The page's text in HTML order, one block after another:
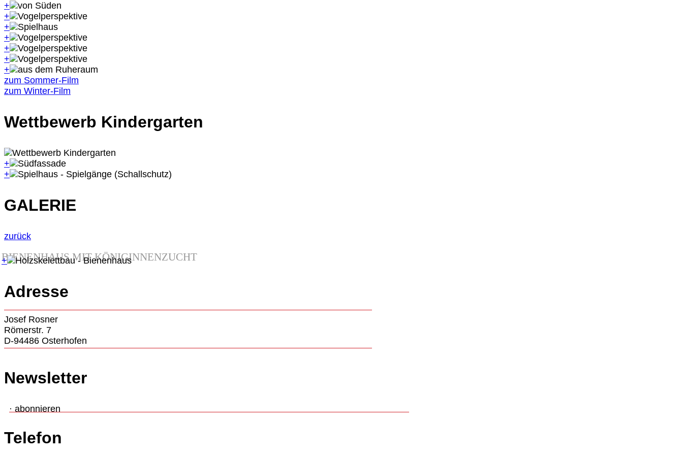
+
+
+
+
+
+
+
zum Sommer-Film
zum Winter-Film
Wettbewerb Kindergarten
+
+
GALERIE
zurück
BIENENHAUS MIT KÖNIGINNENZUCHT
+
Adresse
Josef Rosner
Römerstr. 7
D-94486 Osterhofen
Newsletter
· abonnieren
Telefon